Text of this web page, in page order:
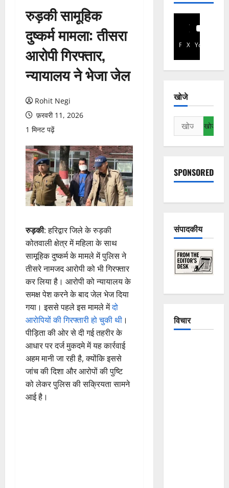
रुड़की सामूहिक
दुष्कर्म मामला: तीसरा
आरोपी गिरफ्तार,
न्यायालय ने भेजा जेल
Rohit Negi
फ़रवरी 11, 2026
1 मिनट पढ़ें
रुड़की: हरिद्वार जिले के रुड़की
कोतवाली क्षेत्र में महिला के साथ
सामूहिक दुष्कर्म के मामले में पुलिस ने
तीसरे नामजद आरोपी को भी गिरफ्तार
कर लिया है। आरोपी को न्यायालय के
समक्ष पेश करने के बाद जेल भेज दिया
गया। इससे पहले इस मामले मेंदो
आरोपियों की गिरफ्तारी हो चुकी थी ।
पीड़िता की ओर से दी गई तहरीर के
आधार पर दर्ज मुकदमे में यह कार्रवाई
अहम मानी जा रही है, क्योंकि इससे
जांच की दिशा और आरोपों की पुष्टि
को लेकर पुलिस की सक्रियता सामने
आई है।
Facebook
X YouTube
खोजे
निम्न
को
खोजें:
SPONSORED
संपादकीय
विचार